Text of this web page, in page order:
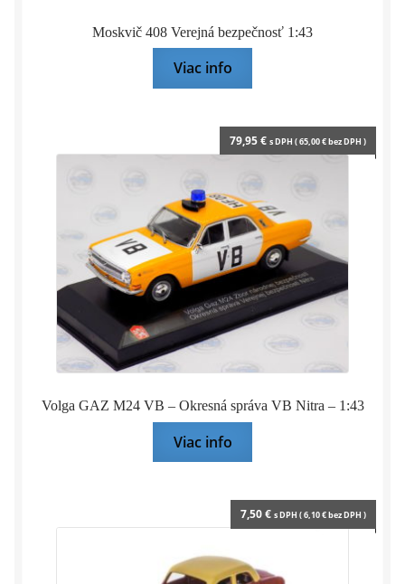
Moskvič 408 Verejná bezpečnosť 1:43
Viac info
Volga GAZ M24 VB – Okresná správa VB Nitra – 1:43
79,95€ s DPH (65,00€bez DPH )
Viac info
7,50€ s DPH (6,10€bez DPH )